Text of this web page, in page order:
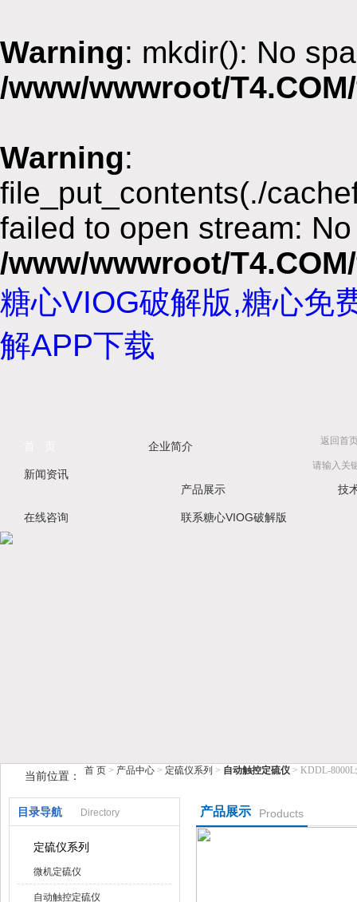
Warning: mkdir(): No
/www/wwwroot/
Warning:
file_put_contents(./
failed to open stream:
/www/wwwroot/
糖心VIOG破解版,糖心免
解APP下载
鹤壁市糖心VIOG破解版仪器仪表有限公司
返回首
企业简介
新闻资讯
产品展示
技
在线咨询 联系糖心VIOG破解版
当前位置： 首 页 > 产品中心 > 定硫仪系列 > 自动触控定硫仪 > KDDL-
目录导航 Directory
定硫仪系列
微机定硫仪
自动触控定硫仪
产品展示 Products